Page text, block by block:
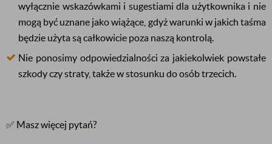
wyłącznie wskazówkami i sugestiami dla użytkownika i nie
mogą być uznane jako wiążące, gdyż warunki w jakich taśma
będzie użyta są całkowicie poza naszą kontrolą.
Nie ponosimy odpowiedzialności za jakiekolwiek powstałe
szkody czy straty, także w stosunku do osób trzecich.
✅ Masz więcej pytań?